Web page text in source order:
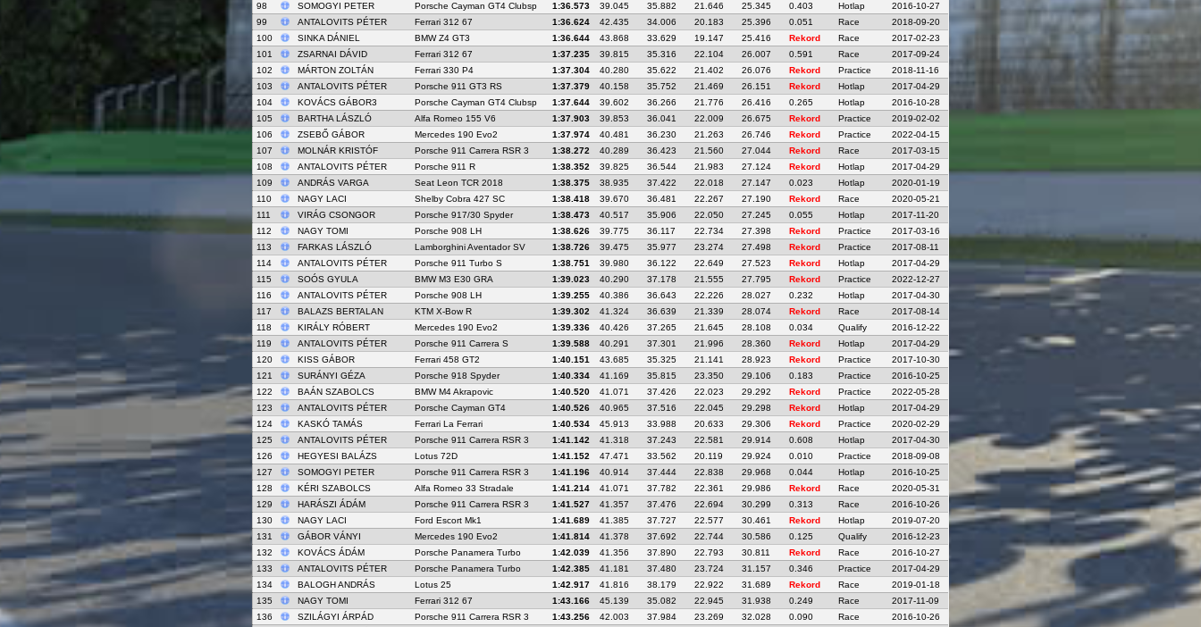
98
SOMOGYI PETER Porsche Cayman GT4 Clubsp 1:36.573 39.045 35.882 21.646 25.345 0.403 Hotlap
2016-10-27
99
ANTALOVITS PÉTER Ferrari 312 67 1:36.624 42.435 34.006 20.183 25.396 0.051 Race
2018-09-20
100
SINKA DÁNIEL BMW Z4 GT3 1:36.644 43.868 33.629 19.147 25.416 Rekord Race
2017-02-23
101
ZSARNAI DÁVID Ferrari 312 67 1:37.235 39.815 35.316 22.104 26.007 0.591 Race
2017-09-24
102
MÁRTON ZOLTÁN Ferrari 330 P4 1:37.304 40.280 35.622 21.402 26.076 Rekord Practice
2018-11-16
103
ANTALOVITS PÉTER Porsche 911 GT3 RS 1:37.379 40.158 35.752 21.469 26.151 Rekord Hotlap
2017-04-29
104
KOVÁCS GÁBOR3 Porsche Cayman GT4 Clubsp 1:37.644 39.602 36.266 21.776 26.416 0.265 Hotlap
2016-10-28
105
BARTHA LÁSZLÓ Alfa Romeo 155 V6 1:37.903 39.853 36.041 22.009 26.675 Rekord Practice
2019-02-02
106
ZSEBŐ GÁBOR Mercedes 190 Evo2 1:37.974 40.481 36.230 21.263 26.746 Rekord Practice
2022-04-15
107
MOLNÁR KRISTÓF Porsche 911 Carrera RSR 3 1:38.272 40.289 36.423 21.560 27.044 Rekord Race
2017-03-15
108
ANTALOVITS PÉTER Porsche 911 R 1:38.352 39.825 36.544 21.983 27.124 Rekord Hotlap
2017-04-29
109
ANDRÁS VARGA Seat Leon TCR 2018 1:38.375 38.935 37.422 22.018 27.147 0.023 Hotlap
2020-01-19
110
NAGY LACI Shelby Cobra 427 SC 1:38.418 39.670 36.481 22.267 27.190 Rekord Race
2020-05-21
111
VIRÁG CSONGOR Porsche 917/30 Spyder 1:38.473 40.517 35.906 22.050 27.245 0.055 Hotlap
2017-11-20
112
NAGY TOMI Porsche 908 LH 1:38.626 39.775 36.117 22.734 27.398 Rekord Practice
2017-03-16
113
FARKAS LÁSZLÓ Lamborghini Aventador SV 1:38.726 39.475 35.977 23.274 27.498 Rekord Practice
2017-08-11
114
ANTALOVITS PÉTER Porsche 911 Turbo S 1:38.751 39.980 36.122 22.649 27.523 Rekord Hotlap
2017-04-29
115
SOÓS GYULA BMW M3 E30 GRA 1:39.023 40.290 37.178 21.555 27.795 Rekord Practice
2022-12-27
116
ANTALOVITS PÉTER Porsche 908 LH 1:39.255 40.386 36.643 22.226 28.027 0.232 Hotlap
2017-04-30
117
BALAZS BERTALAN KTM X-Bow R 1:39.302 41.324 36.639 21.339 28.074 Rekord Race
2017-08-14
118
KIRÁLY RÓBERT Mercedes 190 Evo2 1:39.336 40.426 37.265 21.645 28.108 0.034 Qualify
2016-12-22
119
ANTALOVITS PÉTER Porsche 911 Carrera S 1:39.588 40.291 37.301 21.996 28.360 Rekord Hotlap
2017-04-29
120
KISS GÁBOR Ferrari 458 GT2 1:40.151 43.685 35.325 21.141 28.923 Rekord Practice
2017-10-30
121
SURÁNYI GÉZA Porsche 918 Spyder 1:40.334 41.169 35.815 23.350 29.106 0.183 Practice
2016-10-25
122
BAÁN SZABOLCS BMW M4 Akrapovic 1:40.520 41.071 37.426 22.023 29.292 Rekord Practice
2022-05-28
123
ANTALOVITS PÉTER Porsche Cayman GT4 1:40.526 40.965 37.516 22.045 29.298 Rekord Hotlap
2017-04-29
124
KASKÓ TAMÁS Ferrari La Ferrari 1:40.534 45.913 33.988 20.633 29.306 Rekord Practice
2020-02-29
125
ANTALOVITS PÉTER Porsche 911 Carrera RSR 3 1:41.142 41.318 37.243 22.581 29.914 0.608 Hotlap
2017-04-30
126
HEGYESI BALÁZS Lotus 72D 1:41.152 47.471 33.562 20.119 29.924 0.010 Practice
2018-09-08
127
SOMOGYI PETER Porsche 911 Carrera RSR 3 1:41.196 40.914 37.444 22.838 29.968 0.044 Hotlap
2016-10-25
128
KÉRI SZABOLCS Alfa Romeo 33 Stradale 1:41.214 41.071 37.782 22.361 29.986 Rekord Race
2020-05-31
129
HARÁSZI ÁDÁM Porsche 911 Carrera RSR 3 1:41.527 41.357 37.476 22.694 30.299 0.313 Race
2016-10-26
130
NAGY LACI Ford Escort Mk1 1:41.689 41.385 37.727 22.577 30.461 Rekord Hotlap
2019-07-20
131
GÁBOR VÁNYI Mercedes 190 Evo2 1:41.814 41.378 37.692 22.744 30.586 0.125 Qualify
2016-12-23
132
KOVÁCS ÁDÁM Porsche Panamera Turbo 1:42.039 41.356 37.890 22.793 30.811 Rekord Race
2016-10-27
133
ANTALOVITS PÉTER Porsche Panamera Turbo 1:42.385 41.181 37.480 23.724 31.157 0.346 Practice
2017-04-29
134
BALOGH ANDRÁS Lotus 25 1:42.917 41.816 38.179 22.922 31.689 Rekord Race
2019-01-18
135
NAGY TOMI Ferrari 312 67 1:43.166 45.139 35.082 22.945 31.938 0.249 Race
2017-11-09
136
SZILÁGYI ÁRPÁD Porsche 911 Carrera RSR 3 1:43.256 42.003 37.984 23.269 32.028 0.090 Race
2016-10-26